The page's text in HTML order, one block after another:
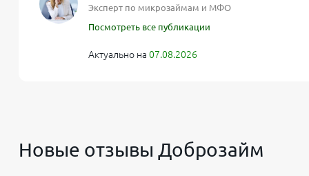
000 рублей).
хорошими финансовыми показателями.
Эксперт по микрозаймам и МФО
Посмотреть все публикации
Актуально на 07.08.2026
Новые отзывы Доброзайм